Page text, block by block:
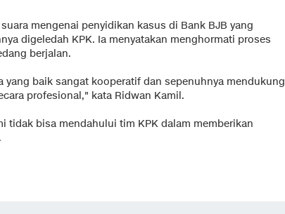
mengenai penyidikan kasus di Bank BJB yang
digeledah KPK. Ia menyatakan menghormati proses
berjalan.
yang baik sangat kooperatif dan sepenuhnya mendukung
profesional," kata Ridwan Kamil.
tidak bisa mendahului tim KPK dalam memberikan